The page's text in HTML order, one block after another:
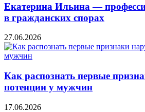
Екатерина Ильина —
в гражданских спорах
27.06.2026
Как распознать первые
потенции у мужчин
17.06.2026